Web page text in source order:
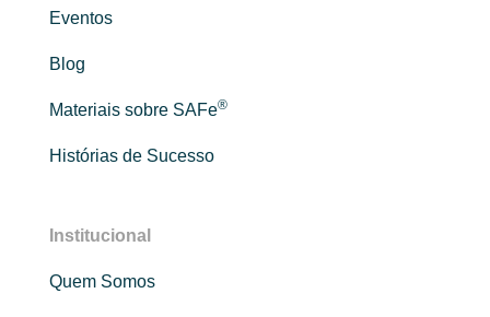
Eventos
Blog
Materiais sobre SAFe®
Histórias de Sucesso
Institucional
Quem Somos